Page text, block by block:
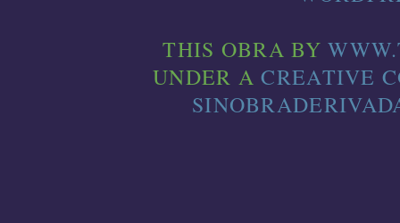
THIS OBRA BY
UNDER ACREATIVE